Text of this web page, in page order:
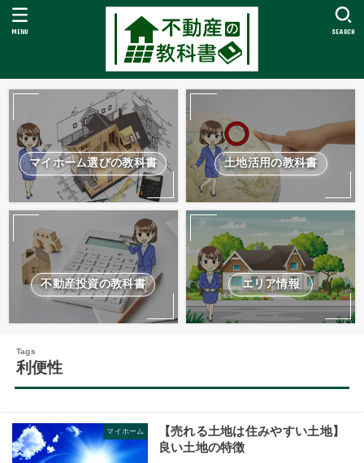
SEARCH
MENU
マイホーム選びの教科書 土地活用の教科書
不動産投資の教科書 エリア情報
利便性
マイホーム
【売れる土地は住みやすい土地】
良い土地の特徴